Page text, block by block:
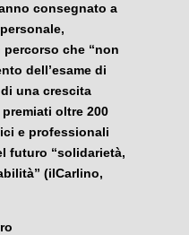
consegnato a
che “non
dell’esame di
una crescita
oltre 200
e professionali
futuro “solidarietà,
(ilCarlino,